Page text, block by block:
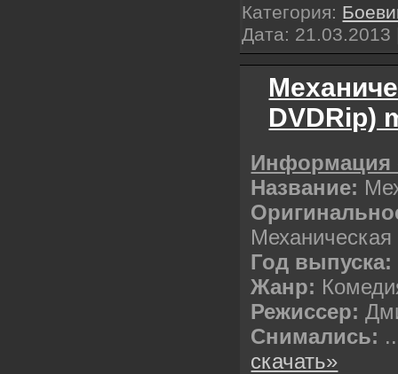
Категория:
Дата: 21.03.2013
DVDRip)
Название:
Год выпуска:
Жанр:
Режиссер:
Снимались:
скачать»